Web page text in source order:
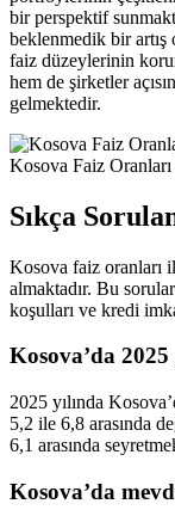
bir perspektif
beklenmedik bir artış
faiz düzeylerinin
hem de şirketler
gelmektedir.
Kosova Faiz
Sıkça
Kosova faiz oranları
almaktadır. Bu
koşulları ve kredi
Kosova’da
2025 yılında
5,2 ile 6,8 arasında
6,1 arasında
Kosova’da